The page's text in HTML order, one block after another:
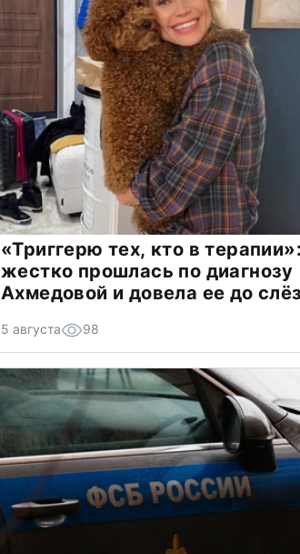
«Триггерю тех, кто в
жестко прошлась по диагнозу
Ахмедовой и довела ее до слёз
5 августа 98